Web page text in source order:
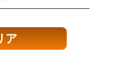
ア